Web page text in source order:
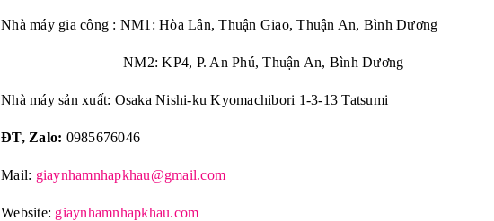
Nhà máy gia công : NM1: Hòa Lân, Thuận Giao, Thuận An, Bình Dương
NM2: KP4, P. An Phú, Thuận An, Bình Dương
Nhà máy sản xuất: Osaka Nishi-ku Kyomachibori 1-3-13 Tatsumi
ĐT, Zalo: 0985676046
Mail: giaynhamnhapkhau@gmail.com
Website: giaynhamnhapkhau.com